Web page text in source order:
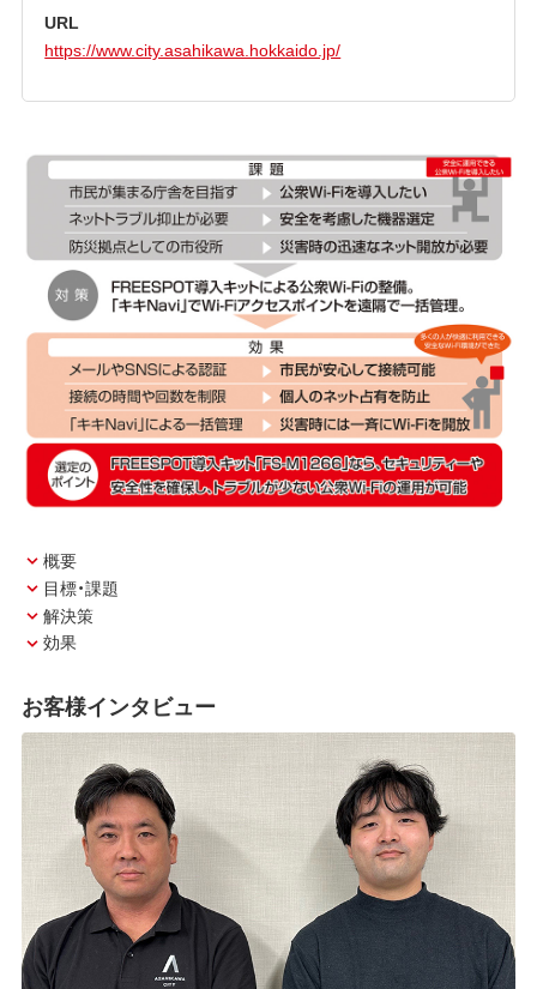
URL
https://www.city.asahikawa.hokkaido.jp/
概要
目標・課題
解決策
効果
お客様インタビュー